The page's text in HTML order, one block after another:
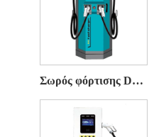
Σωρός φόρτισης DC τύπου στήλης 120 KW